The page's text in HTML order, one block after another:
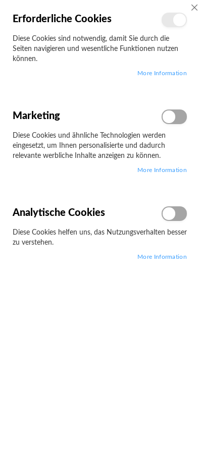
Campus
Server & Storage
Startseite DIGITUS CAT 6A S/FTP Patchkabel, 10 Stück
Zum
Erforderliche Cookies
Diese Cookies sind notwendig, damit Sie durch die
Seiten navigieren und wesentliche Funktionen nutzen
können.
More Information
Marketing
Diese Cookies und ähnliche Technologien werden
eingesetzt, um Ihnen personalisierte und dadurch
relevante werbliche Inhalte anzeigen zu können.
More Information
Analytische Cookies
Diese Cookies helfen uns, das Nutzungsverhalten besser
zu verstehen.
More Information